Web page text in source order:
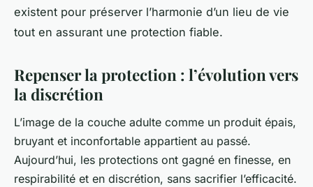
existent pour préserver l’harmonie d’un lieu de vie
tout en assurant une protection fiable.
Repenser la protection : l’évolution vers
la discrétion
L’image de la couche adulte comme un produit épais,
bruyant et inconfortable appartient au passé.
Aujourd’hui, les protections ont gagné en finesse, en
respirabilité et en discrétion, sans sacrifier l’efficacité.